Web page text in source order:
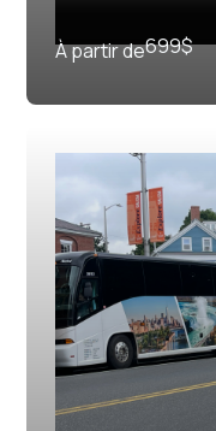
À partir de699$